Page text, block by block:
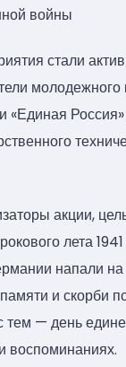
войны
стали
«Единая
акции,
лета 1941
напали
и скорби
тем — день
воспоминаниях.